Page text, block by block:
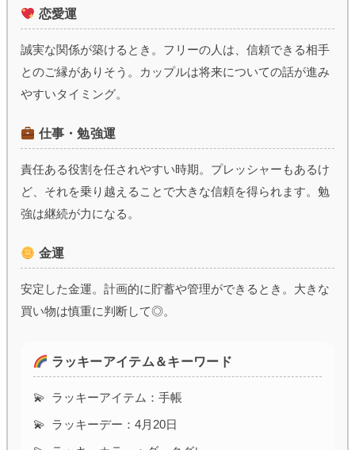
恋愛運
誠実な関係が築けるとき。フリーの人は、信頼できる相手
とのご縁がありそう。カップルは将来についての話が進み
やすいタイミング。
仕事・勉強運
責任ある役割を任されやすい時期。プレッシャーもあるけ
ど、それを乗り越えることで大きな信頼を得られます。勉
強は継続が力になる。
金運
安定した金運。計画的に貯蓄や管理ができるとき。大きな
買い物は慎重に判断して◎。
ラッキーアイテム＆キーワード
ラッキーアイテム：手帳
ラッキーデー：4月20日